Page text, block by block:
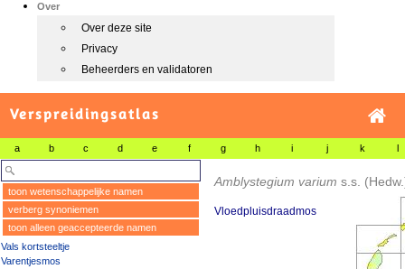
Over
Over deze site
Privacy
Beheerders en validatoren
Verspreidingsatlas
a b c d e f g h i j k l
toon wetenschappelijke namen
verberg synoniemen
toon alleen geaccepteerde namen
Vals kortsteeltje
Varentjesmos
Amblystegium varium s.s.
Vloedpluisdraadmos